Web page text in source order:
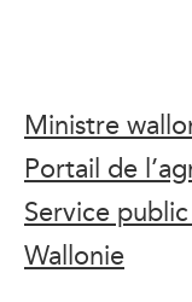
Ministre
Portail de
Service
Wallonie